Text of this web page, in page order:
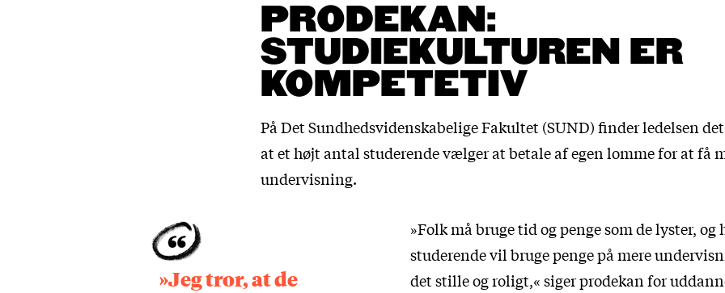
PRODEKAN:
STUDIEKULTUREN ER
KOMPETETIV
På Det Sundhedsvidenskabelige Fakultet (SUND) finder ledelsen
at et højt antal studerende vælger at betale af egen lomme for at få
undervisning.
»Jeg tror, at de
»Folk må bruge tid og penge som de lyster, og
studerende vil bruge penge på mere
det stille og roligt,« siger prodekan for